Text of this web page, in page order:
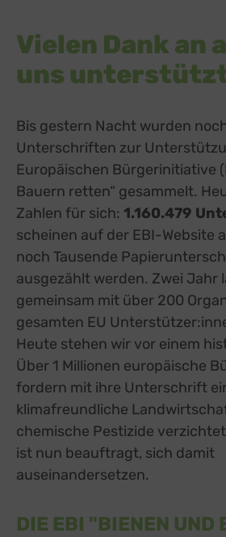
Vielen Dank an
uns unterstützt
Bis gestern Nacht wurden
Unterschriften zur
Europäischen Bürgerinitiative
Bauern retten“ gesammelt.
Zahlen für sich: 1.160.479
scheinen auf der EBI-Website
noch Tausende
ausgezählt werden. Zwei Jahr
gemeinsam mit über 200
gesamten EU
Heute stehen wir vor einem
Über 1 Millionen europäische
fordern mit ihre Unterschrift
klimafreundliche
chemische Pestizide
ist nun beauftragt, sich damit
auseinandersetzen.
DIE EBI "BIENEN UND